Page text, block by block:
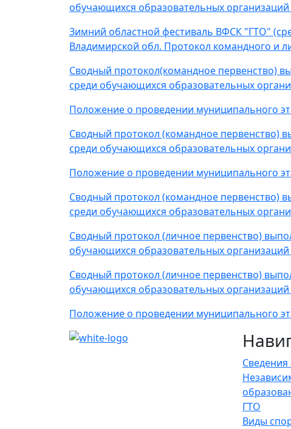
обучающихся образовательных организаций
Зимний областной фестиваль ВФСК "ГТО"
Владимирской обл. Протокол командного и
Сводный протокол(командное первенство)
среди обучающихся образовательных
Положение о проведении муниципального
Сводный протокол (командное первенство)
среди обучающихся образовательных
Положение о проведении муниципального
Сводный протокол (командное первенство)
среди обучающихся образовательных
Сводный протокол (личное первенство)
обучающихся образовательных организаций
Сводный протокол (личное первенство)
обучающихся образовательных организаций
Положение о проведении муниципального
ГТО
Виды